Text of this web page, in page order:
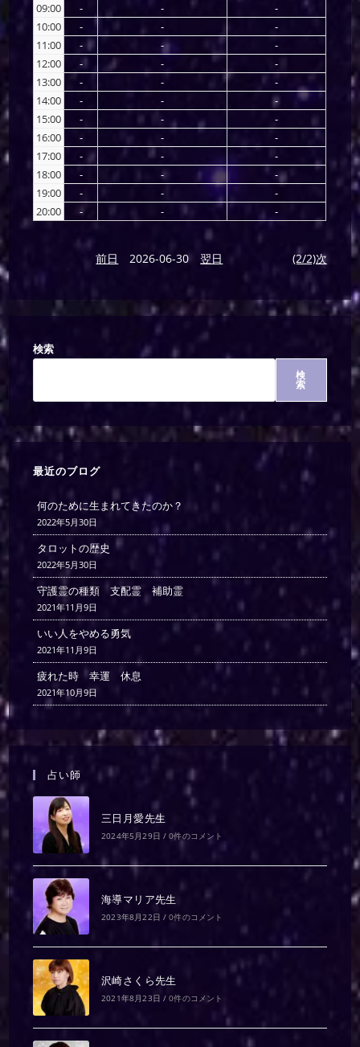
09:00
- -
-
10:00
- -
-
11:00
- -
-
12:00
- -
-
13:00
- -
-
14:00
- -
-
15:00
- -
-
16:00
- -
-
17:00
- -
-
18:00
- -
-
19:00
- -
-
20:00
- - -
前日 2026-06-30 翌日 (2/2)次
検索
検
索
最近のブログ
何のために生まれてきたのか？
2022年5月30日
タロットの歴史
2022年5月30日
守護霊の種類 支配霊 補助霊
2021年11月9日
いい人をやめる勇気
2021年11月9日
疲れた時 幸運 休息
2021年10月9日
占い師
三日月愛先生
2024年5月29日 / 0件のコメント
海導マリア先生
2023年8月22日 / 0件のコメント
沢崎さくら先生
2021年8月23日 / 0件のコメント